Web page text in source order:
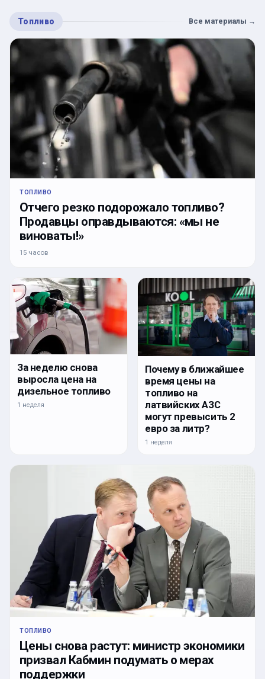
Топливо Все материалы →
ТОПЛИВО
Отчего резко подорожало топливо?
Продавцы оправдываются: «мы не
виноваты!»
15 часов
За неделю снова
выросла цена на
дизельное топливо
1 неделя
Почему в ближайшее
время цены на
топливо на
латвийских АЗС
могут превысить 2
евро за литр?
1 неделя
ТОПЛИВО
Цены снова растут: министр экономики
призвал Кабмин подумать о мерах
поддержки